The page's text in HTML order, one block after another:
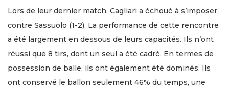
Lors de leur dernier match, Cagliari a échoué à s’imposer
contre Sassuolo (1-2). La performance de cette rencontre
a été largement en dessous de leurs capacités. Ils n’ont
réussi que 8 tirs, dont un seul a été cadré. En termes de
possession de balle, ils ont également été dominés. Ils
ont conservé le ballon seulement 46% du temps, une